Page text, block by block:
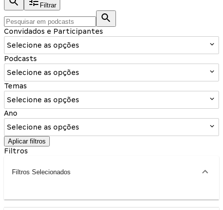
Filtrar
Convidados e Participantes
Selecione as opções
Podcasts
Selecione as opções
Temas
Selecione as opções
Ano
Selecione as opções
Aplicar filtros
Filtros
Filtros Selecionados